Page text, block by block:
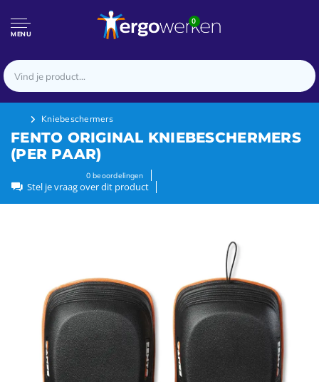
MENU
0
Kniebeschermers
FENTO ORIGINAL KNIEBESCHERMERS
(PER PAAR)
0beoordelingen
Stel je vraag over dit product